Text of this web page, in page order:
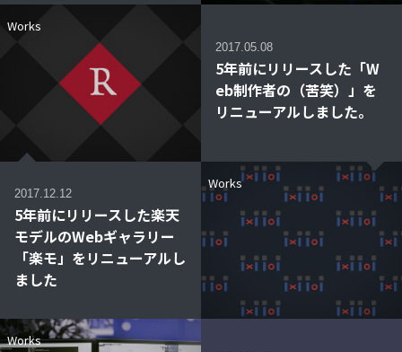
Works
2017.12.12
5年前にリリースした楽天
モデルのWebギャラリー
「楽モ」をリニューアルし
ました
Works
2017.05.08
5年前にリリースした「W
eb制作者の（苦笑）」を
リニューアルしました。
Works